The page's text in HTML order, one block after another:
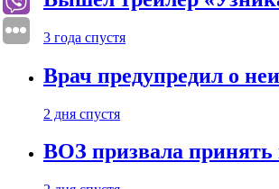
3 года спустя
Врач предупредил о
2 дня спустя
ВОЗ призвала